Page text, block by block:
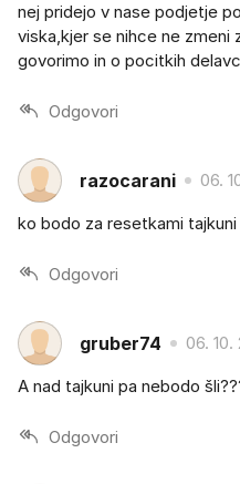
nej pridejo v nase podjetje
viska,kjer se nihce ne zmeni
govorimo in o pocitkih
Odgovori
razocarani 06.
ko bodo za resetkami
Odgovori
gruber74 06. 10.
A nad tajkuni pa nebodo
Odgovori